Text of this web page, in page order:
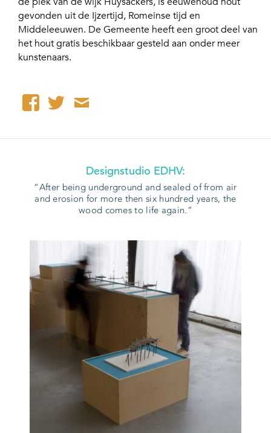
gevonden uit de Ijzertijd, Romeinse tijd en
Middeleeuwen. De Gemeente heeft een groot deel van
het hout gratis beschikbaar gesteld aan onder meer
kunstenaars.
Designstudio EDHV:
After being underground and sealed of from air
and erosion for more then six hundred years, the
wood comes to life again.